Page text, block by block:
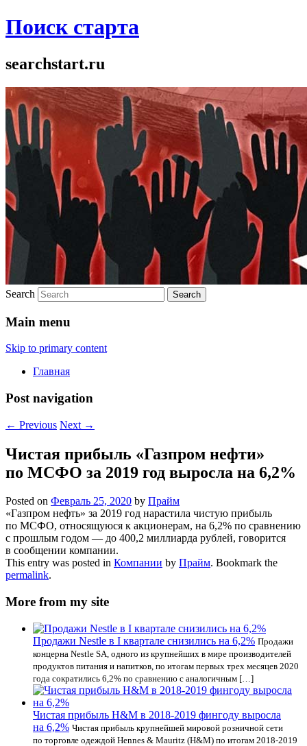
Поиск старта
searchstart.ru
Search
Main menu
Skip to primary content
Главная
Post navigation
← Previous Next →
Чистая прибыль «Газпром нефти»
по МСФО за 2019 год выросла на 6,2%
Posted on Февраль 25, 2020 by Прайм
«Газпром нефть» за 2019 год нарастила чистую прибыль
по МСФО, относящуюся к акционерам, на 6,2% по сравнению
с прошлым годом — до 400,2 миллиарда рублей, говорится
в сообщении компании.
This entry was posted in Компании by Прайм. Bookmark the
permalink.
More from my site
Продажи Nestle в I квартале снизились на 6,2% Продажи
концерна Nestle SA, одного из крупнейших в мире производителей
продуктов питания и напитков, по итогам первых трех месяцев 2020
года сократились 6,2% по сравнению с аналогичным […]
Чистая прибыль H&M в 2018-2019 фингоду выросла
на 6,2% Чистая прибыль крупнейшей мировой розничной сети
по торговле одеждой Hennes & Mauritz (H&M) по итогам 2018-2019